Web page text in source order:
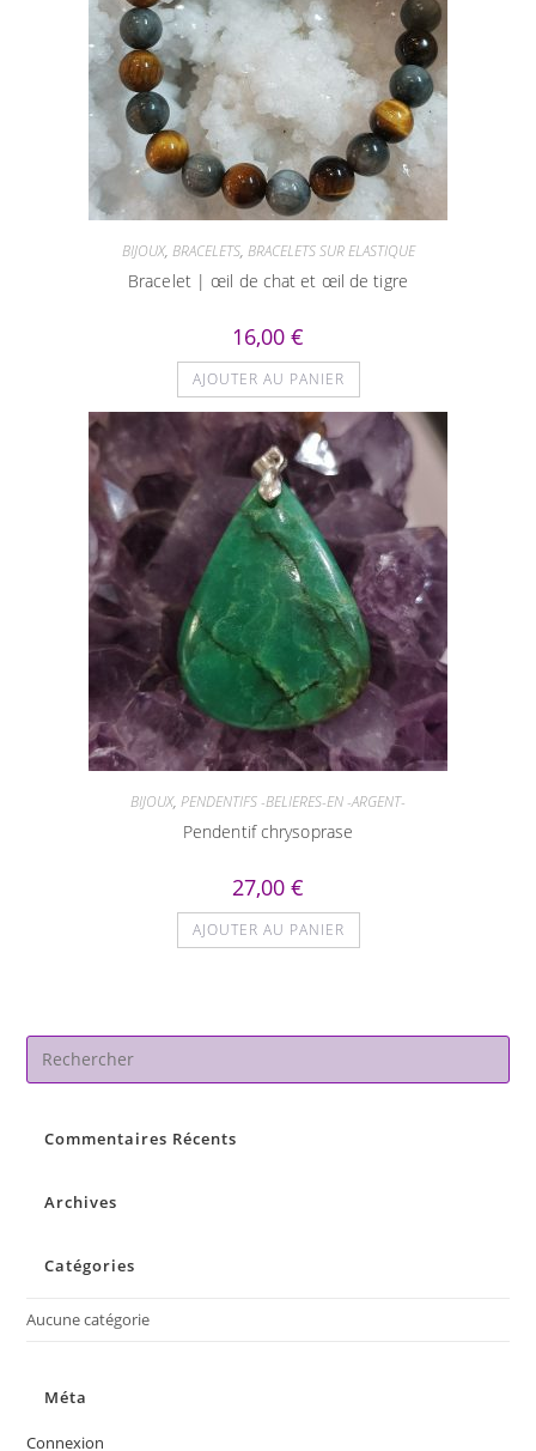
page
du
produit
BIJOUX, BRACELETS, BRACELETS SUR ELASTIQUE
Bracelet | œil de chat et œil de tigre
16,00 €
AJOUTER AU PANIER
BIJOUX, PENDENTIFS -BELIERES-EN -ARGENT-
Pendentif chrysoprase
27,00 €
AJOUTER AU PANIER
Commentaires Récents
Archives
Catégories
Aucune catégorie
Méta
Connexion